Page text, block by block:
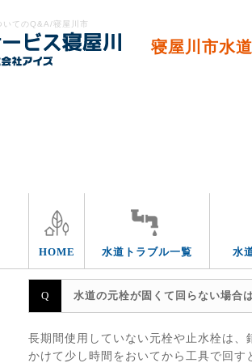
いてのQ&A/寝屋川市
寝屋川市水
HOME 水道トラブル一覧 水
水道の元栓が固くて回らない場合
長期間使用していない元栓や止水栓は
かけて少し時間をおいてから工具で回す